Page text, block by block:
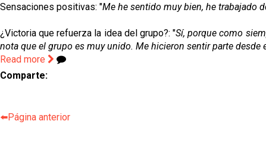
Sensaciones positivas: "Me he sentido muy bien, he trabajado
¿Victoria que refuerza la idea del grupo?: "Sí, porque como
nota que el grupo es muy unido. Me hicieron sentir parte
Read more
Comparte:
⬅️Página anterior